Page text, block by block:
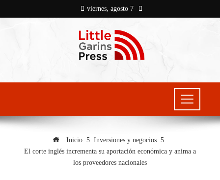
viernes, agosto 7
Inicio
Inversiones y negocios
El corte inglés incrementa su aportación económica y anima a
los proveedores nacionales